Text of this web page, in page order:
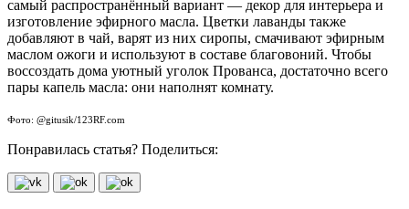
самый распространённый вариант — декор для интерьера и
изготовление эфирного масла. Цветки лаванды также
добавляют в чай, варят из них сиропы, смачивают эфирным
маслом ожоги и используют в составе благовоний. Чтобы
воссоздать дома уютный уголок Прованса, достаточно всего
пары капель масла: они наполнят комнату.
Фото: @gitusik/123RF.com
Понравилась статья? Поделиться: